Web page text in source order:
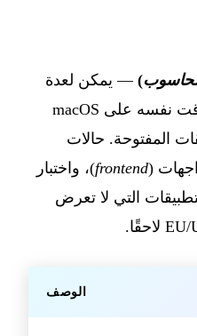
) — يمكن لعدة
وكلاء Codex العمل في الوقت نفسه على macOS
المفتوحة. حالات
(
frontend)، واختبار
التي لا تعرض
الوصف